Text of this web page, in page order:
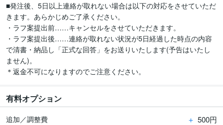
■発注後、5日以上連絡が取れない場合は以下の対応をさせていただ
きます。あらかじめご了承ください。
・ラフ案提出前……キャンセルをさせていただきます。
・ラフ案提出後……連絡が取れない状況が5日経過した時点の内容
で清書・納品し「正式な回答」をお送りいたします(予告はいたし
ません)。
＊返金不可になりますのでご注意ください。
有料オプション
追加／調整費 ＋ 500円